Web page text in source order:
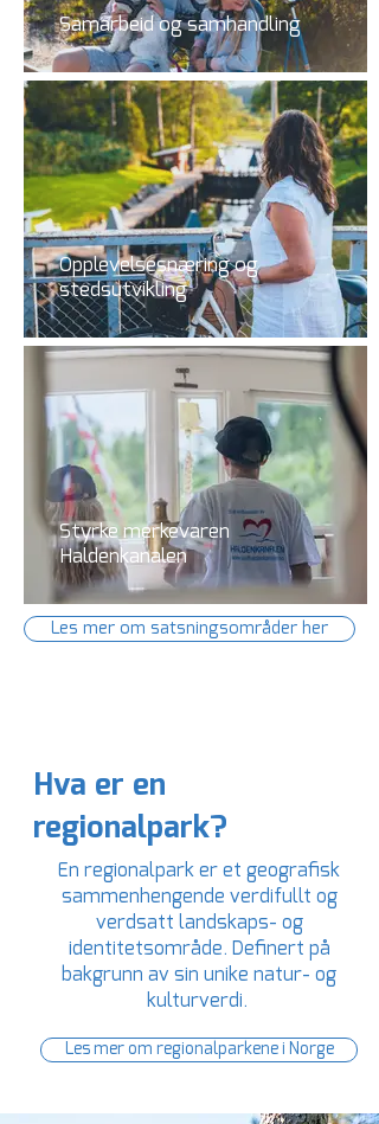
Samarbeid og samhandling
Opplevelsesnæring og
stedsutvikling
Styrke merkevaren
Haldenkanalen
Les mer om satsningsområder her
Hva er en
regionalpark?
En regionalpark er et geografisk
sammenhengende verdifullt og
verdsatt landskaps- og
identitetsområde. Definert på
bakgrunn av sin unike natur- og
kulturverdi.
Les mer om regionalparkene i Norge